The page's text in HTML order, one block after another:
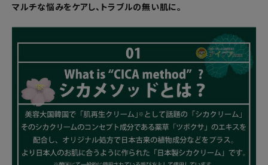
マルチな悩みをケアし、トラブルの無い肌に。